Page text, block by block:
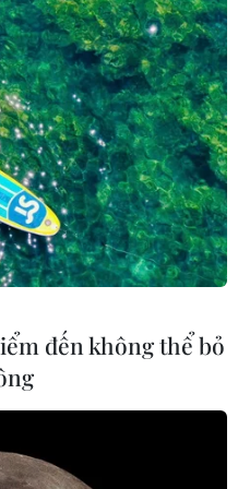
đến không thể bỏ